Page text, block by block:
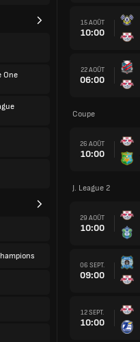
One
15 AOÛT
10:00
22 AOÛT
06:00
Coupe
26 AOÛT
10:00
J. League 2
29 AOÛT
10:00
06 SEPT.
09:00
12 SEPT.
10:00